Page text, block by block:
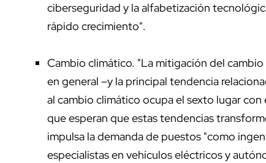
ciberseguridad y la alfabetización
rápido crecimiento".
Cambio climático. "La mitigación del
en general –y la principal tendencia
al cambio climático ocupa el sexto lugar con
que esperan que estas tendencias
impulsa la demanda de puestos "como
especialistas en vehículos eléctricos y